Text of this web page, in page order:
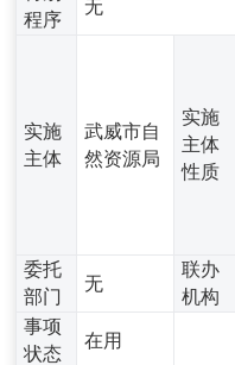
程序
无
实施
主体
武威市自
然资源局
实施
主体
性质
委托
部门
无
联办
机构
事项
状态
在用